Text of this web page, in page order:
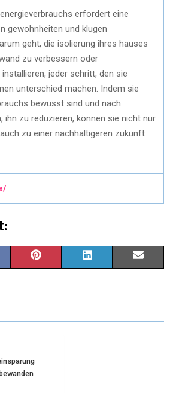
erfordert eine
gewohnheiten und klugen
geht, die isolierung ihres hauses
zu verbessern oder
jeder schritt, den sie
unterschied machen. Indem sie
bewusst sind und nach
ihn zu reduzieren, können sie nicht nur
zu einer nachhaltigeren zukunft
T K I